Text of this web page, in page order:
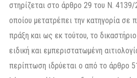
στηρίζεται στο άρθρο 29 του Ν.
οποίου μετατρέπει την κατηγορία σε
πράξη και ως εκ τούτου, το
ειδική και εμπεριστατωμένη
περίπτωση ιδρύεται ο από το άρθρο